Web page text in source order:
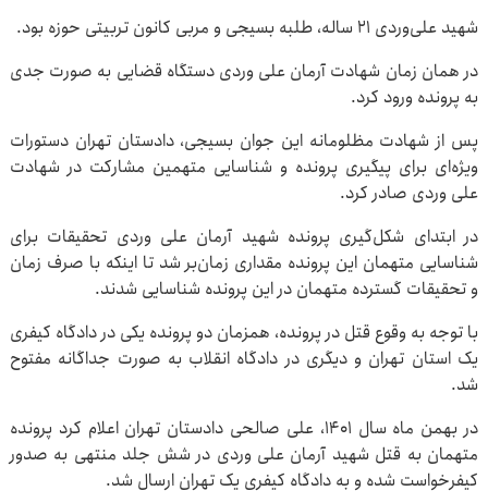
شهید علی‌وردی ۲۱ ساله، طلبه بسیجی و مربی کانون تربیتی حوزه بود.
در همان زمان شهادت آرمان علی وردی دستگاه قضایی به صورت جدی
به پرونده ورود کرد.
پس از شهادت مظلومانه این جوان بسیجی، دادستان تهران دستورات
ویژه‌ای برای پیگیری پرونده و شناسایی متهمین مشارکت در شهادت
علی وردی صادر کرد.
در ابتدای شکل‌گیری پرونده شهید آرمان علی وردی تحقیقات برای
شناسایی متهمان این پرونده مقداری زمان‌بر شد تا اینکه با صرف زمان
و تحقیقات گسترده متهمان در این پرونده شناسایی شدند.
با توجه به وقوع قتل در پرونده، همزمان دو پرونده یکی در دادگاه کیفری
یک استان تهران و دیگری در دادگاه انقلاب به صورت جداگانه مفتوح
شد.
در بهمن ماه سال ۱۴۰۱، علی صالحی دادستان تهران اعلام کرد پرونده
متهمان به قتل شهید آرمان علی وردی در شش جلد منتهی به صدور
کیفرخواست شده و به دادگاه کیفری یک تهران ارسال شد.